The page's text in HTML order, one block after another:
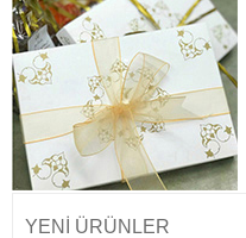
YENI ÜRÜNLER